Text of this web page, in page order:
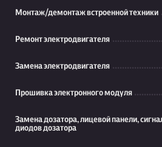
Монтаж/демонтаж встроенной техники
Ремонт электродвигателя
Замена электродвигателя
Прошивка электронного модуля
Замена дозатора, лицевой панели,
диодов дозатора